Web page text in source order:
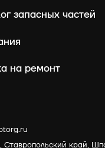
запасных частей
на ремонт
Ставропольский край,